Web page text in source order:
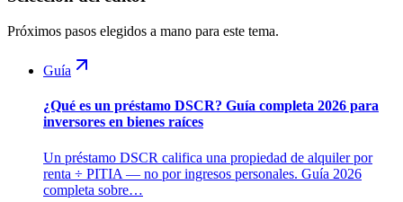
Próximos pasos elegidos a mano para este tema.
Guía
¿Qué es un préstamo DSCR? Guía completa 2026 para
inversores en bienes raíces
Un préstamo DSCR califica una propiedad de alquiler por
renta ÷ PITIA — no por ingresos personales. Guía 2026
completa sobre…